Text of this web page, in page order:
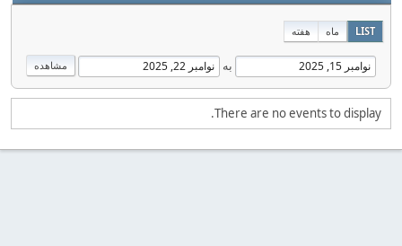
LIST ماه هفته
به
There are no events to display.